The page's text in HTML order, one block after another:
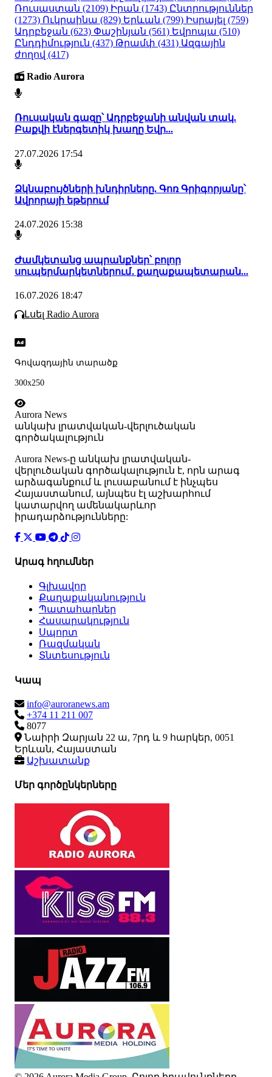
Ռուսաստան (2109) Իրան (1743) Ընտրություններ
(1273) Ուկրաինա (829) Երևան (799) Իսրայել (759)
Ադրբեջան (623) Փաշինյան (561) Եվրոպա (510)
Ընդդիմություն (437) Թրամփ (431) Ազգային
ժողով (417)
Radio Aurora
Ռուսական գազը՝ Ադրբեջանի անվան տակ.
Բաքվի էներգետիկ խաղը Եվր...
27.07.2026 17:54
Ձկնաբույծների խնդիրները. Գոռ Գրիգորյանը՝
Ավրորայի եթերում
24.07.2026 15:38
Ժամկետանց ապրանքներ՝ բոլոր
սուպերմարկետներում․ քաղաքապետարան...
16.07.2026 18:47
Լսել Radio Aurora
Գովազդային տարածք
300x250
Aurora News
անկախ լրատվական-վերլուծական
գործակալություն
Аurora News-ը անկախ լրատվական-
վերլուծական գործակալություն է, որն արագ
արձագանքում և լուսաբանում է ինչպես
Հայաստանում, այնպես էլ աշխարհում
կատարվող ամենակարևոր
իրադարձությունները:
Արագ հղումներ
Գլխավոր
Քաղաքականություն
Պատահարներ
Հասարակություն
Սպորտ
Ռազմական
Տնտեսություն
Կապ
info@auroranews.am
+374 11 211 007
8077
Նաիրի Զարյան 22 ա, 7րդ և 9 հարկեր, 0051
Երևան, Հայաստան
Աշխատանք
Մեր գործընկերները